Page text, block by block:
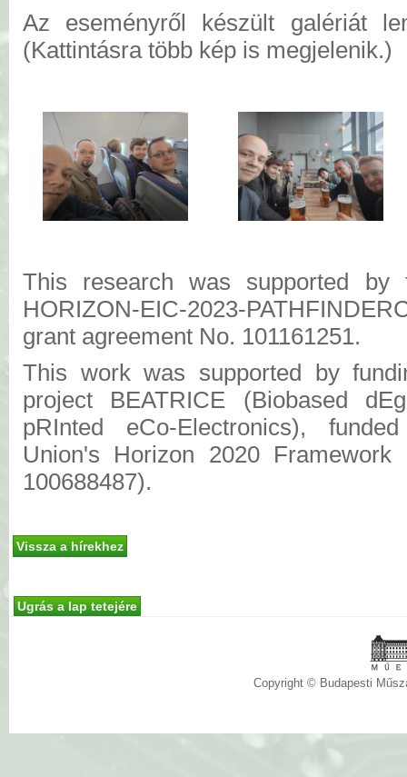
Az eseményről készült galériát
(Kattintásra több kép is megjelenik.)
This research was supported by
HORIZON-EIC-2023-
grant agreement No. 101161251.
This work was supported by
project BEATRICE (Biobased
pRInted eCo-Electronics),
Union's Horizon 2020 Framework
100688487).
Vissza a hírekhez
Copyright © Budapesti
Ugrás a lap tetejére